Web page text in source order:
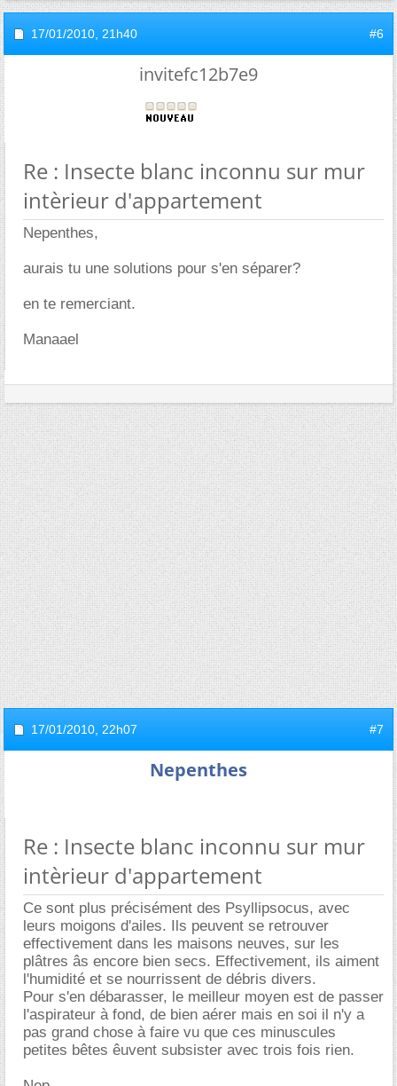
17/01/2010, 21h40 #6
invitefc12b7e9
Re : Insecte blanc inconnu sur mur
intèrieur d'appartement
Nepenthes,
aurais tu une solutions pour s'en séparer?
en te remerciant.
Manaael
17/01/2010, 22h07 #7
Nepenthes
Re : Insecte blanc inconnu sur mur
intèrieur d'appartement
Ce sont plus précisément des Psyllipsocus, avec
leurs moigons d'ailes. Ils peuvent se retrouver
effectivement dans les maisons neuves, sur les
plâtres âs encore bien secs. Effectivement, ils aiment
l'humidité et se nourrissent de débris divers.
Pour s'en débarasser, le meilleur moyen est de passer
l'aspirateur à fond, de bien aérer mais en soi il n'y a
pas grand chose à faire vu que ces minuscules
petites bêtes êuvent subsister avec trois fois rien.